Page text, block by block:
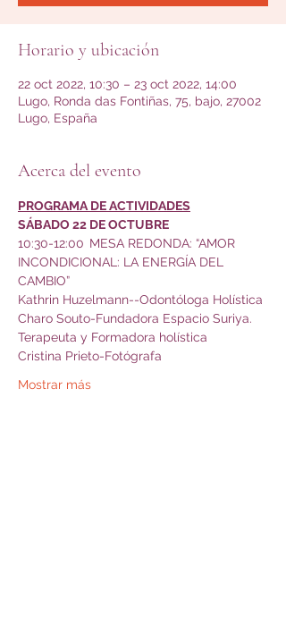
Horario y ubicación
22 oct 2022, 10:30 – 23 oct 2022, 14:00
Lugo, Ronda das Fontiñas, 75, bajo, 27002
Lugo, España
Acerca del evento
PROGRAMA DE ACTIVIDADES
SÁBADO 22 DE OCTUBRE
10:30-12:00	MESA REDONDA: “AMOR
INCONDICIONAL: LA ENERGÍA DEL
CAMBIO”
Kathrin Huzelmann--Odontóloga Holística
Charo Souto-Fundadora Espacio Suriya.
Terapeuta y Formadora holística
Cristina Prieto-Fotógrafa
Mostrar más